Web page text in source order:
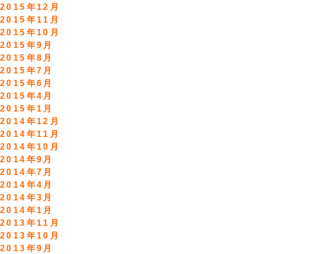
2015年12月
2015年11月
2015年10月
2015年9月
2015年8月
2015年7月
2015年6月
2015年4月
2015年1月
2014年12月
2014年11月
2014年10月
2014年9月
2014年7月
2014年4月
2014年3月
2014年1月
2013年11月
2013年10月
2013年9月